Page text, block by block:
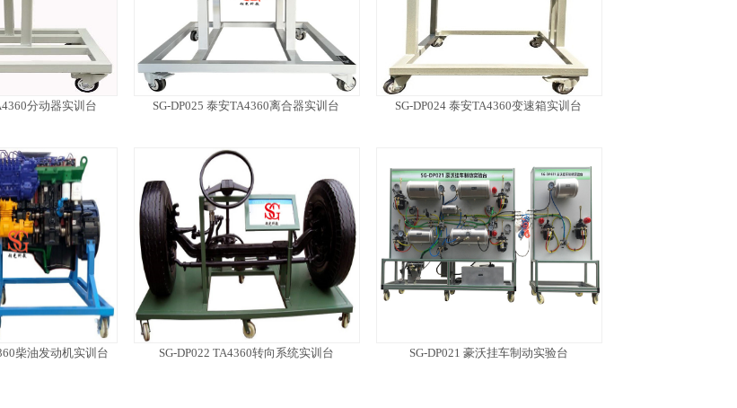
分动器实训台 SG-DP025 泰安TA4360离合器实训台 SG-DP024 泰安TA4360变速箱实训台
柴油发动机实训台 SG-DP022 TA4360转向系统实训台 SG-DP021 豪沃挂车制动实验台